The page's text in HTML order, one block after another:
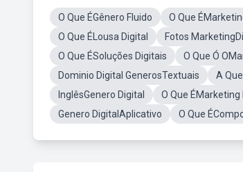
O Que ÉGênero Fluido O Que
O Que ÉLousa Digital
Fotos
O Que ÉSoluções Digitais
O Que Ó
Dominio Digital GenerosTextuais
A
InglêsGenero Digital
O Que
Genero DigitalAplicativo
O Que